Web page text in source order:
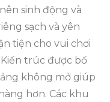
sinh động và
sạch và yên
tiện cho vui chơi
trúc được bố
không mở giúp
hơn. Các khu